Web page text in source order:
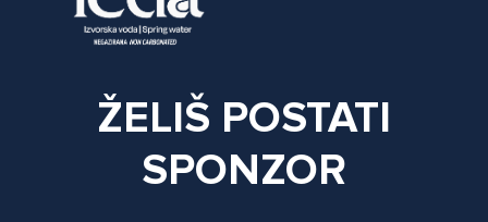
ŽELIŠ POSTATI
SPONZOR